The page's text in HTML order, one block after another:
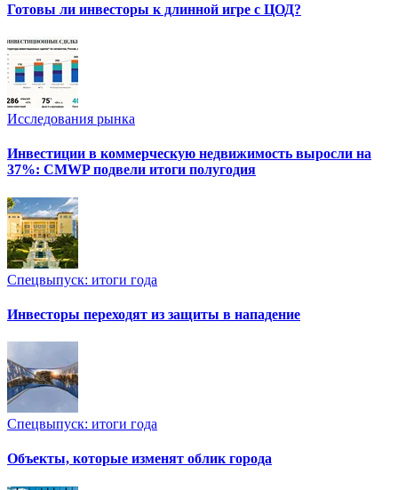
Готовы ли инвесторы к длинной игре с ЦОД?
Исследования рынка
Инвестиции в коммерческую недвижимость выросли на
37%: CMWP подвели итоги полугодия
Спецвыпуск: итоги года
Инвесторы переходят из защиты в нападение
Спецвыпуск: итоги года
Объекты, которые изменят облик города